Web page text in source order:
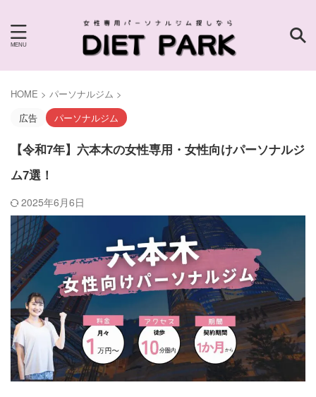
HOME > パーソナルジム >
広告
パーソナルジム
【令和7年】六本木の女性専用・女性向けパーソナルジ
ム7選！
2025年6月6日